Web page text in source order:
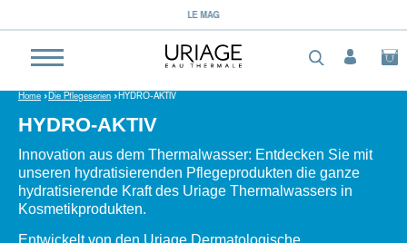
LE MAG
Home Die Pflegeserien HYDRO-AKTIV
HYDRO-AKTIV
Innovation aus dem Thermalwasser: Entdecken Sie mit
unseren hydratisierenden Pflegeprodukten die ganze
hydratisierende Kraft des Uriage Thermalwassers in
Kosmetikprodukten.
Entwickelt von den Uriage Dermatologische